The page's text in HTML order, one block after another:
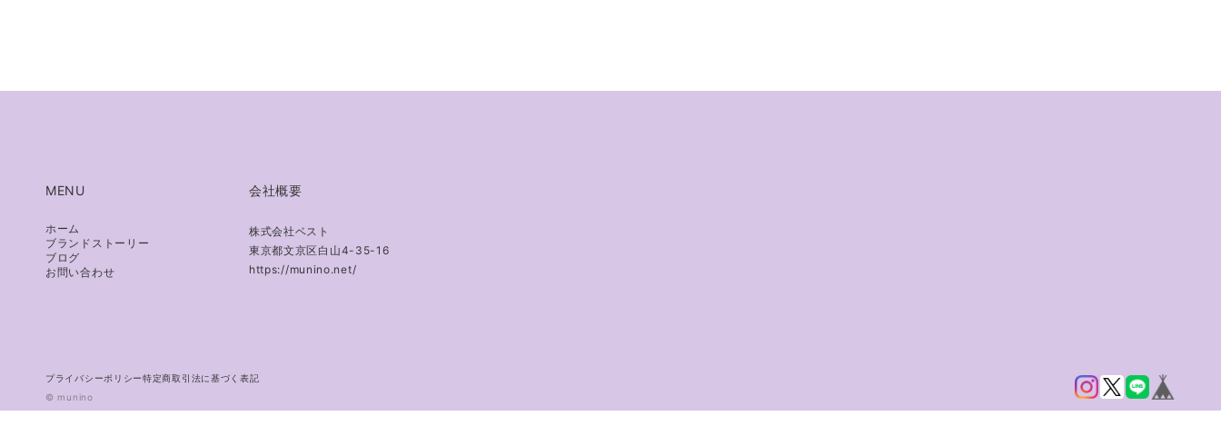
会社概要
株式会社ベスト
東京都文京区白山4-35-16
https://munino.net/
MENU
ホーム
ブランドストーリー
ブログ
お問い合わせ
プライバシーポリシー特定商取引法に基づく表記
© munino